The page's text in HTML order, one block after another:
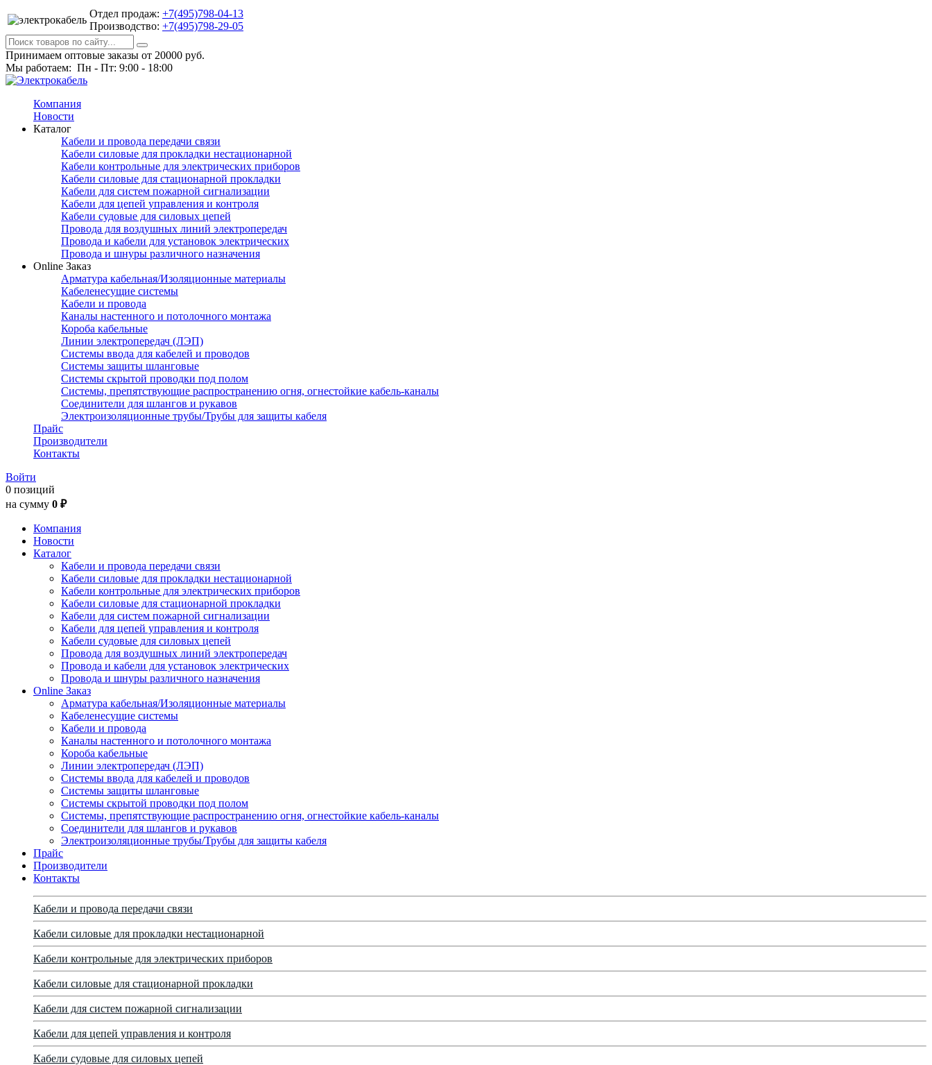
Отдел продаж: +7(495)798-04-13
Производство: +7(495)798-29-05
Принимаем оптовые заказы от 20000 руб.
Мы работаем: Пн - Пт: 9:00 - 18:00
Компания
Новости
Каталог
Кабели и провода передачи связи
Кабели силовые для прокладки нестационарной
Кабели контрольные для электрических приборов
Кабели силовые для стационарной прокладки
Кабели для систем пожарной сигнализации
Кабели для цепей управления и контроля
Кабели судовые для силовых цепей
Провода для воздушных линий электропередач
Провода и кабели для установок электрических
Провода и шнуры различного назначения
Online Заказ
Арматура кабельная/Изоляционные материалы
Кабеленесущие системы
Кабели и провода
Каналы настенного и потолочного монтажа
Короба кабельные
Линии электропередач (ЛЭП)
Системы ввода для кабелей и проводов
Системы защиты шланговые
Системы скрытой проводки под полом
Системы, препятствующие распространению огня, огнестойкие кабель-каналы
Соединители для шлангов и рукавов
Электроизоляционные трубы/Трубы для защиты кабеля
Прайс
Производители
Контакты
Войти
0 позиций
на сумму 0 ₽
Компания
Новости
Каталог
Кабели и провода передачи связи
Кабели силовые для прокладки нестационарной
Кабели контрольные для электрических приборов
Кабели силовые для стационарной прокладки
Кабели для систем пожарной сигнализации
Кабели для цепей управления и контроля
Кабели судовые для силовых цепей
Провода для воздушных линий электропередач
Провода и кабели для установок электрических
Провода и шнуры различного назначения
Online Заказ
Арматура кабельная/Изоляционные материалы
Кабеленесущие системы
Кабели и провода
Каналы настенного и потолочного монтажа
Короба кабельные
Линии электропередач (ЛЭП)
Системы ввода для кабелей и проводов
Системы защиты шланговые
Системы скрытой проводки под полом
Системы, препятствующие распространению огня, огнестойкие кабель-каналы
Соединители для шлангов и рукавов
Электроизоляционные трубы/Трубы для защиты кабеля
Прайс
Производители
Контакты
Кабели и провода передачи связи
Кабели силовые для прокладки нестационарной
Кабели контрольные для электрических приборов
Кабели силовые для стационарной прокладки
Кабели для систем пожарной сигнализации
Кабели для цепей управления и контроля
Кабели судовые для силовых цепей